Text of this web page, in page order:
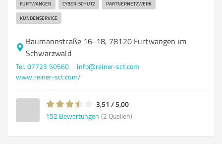
FURTWANGEN CYBER-SCHUTZ PARTNERNETZWERK
KUNDENSERVICE
Baumannstraße 16-18, 78120 Furtwangen im
Schwarzwald
Tel. 07723 50560
info@reiner-sct.com
www.reiner-sct.com/
3,51 / 5,00
152 Bewertungen (2 Quellen)